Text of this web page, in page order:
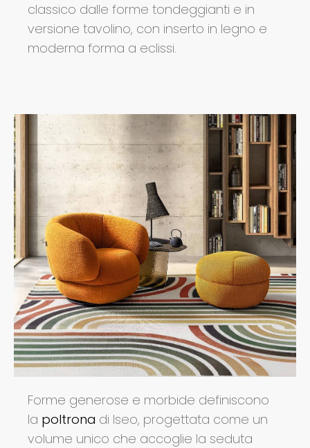
classico dalle forme tondeggianti e in
versione tavolino, con inserto in legno e
moderna forma a eclissi.
Forme generose e morbide definiscono
la poltrona di Iseo, progettata come un
volume unico che accoglie la seduta